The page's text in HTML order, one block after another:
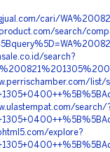
cari/
search/
search?
list/
search/
explore?